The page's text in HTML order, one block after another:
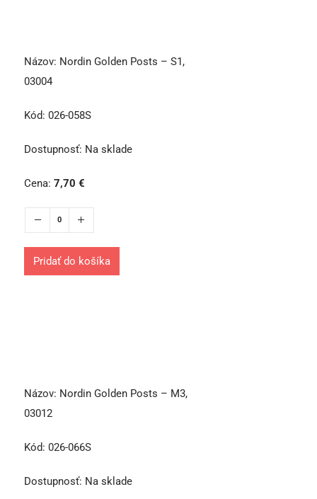
Názov: Nordin Golden Posts – S1,
03004
Kód: 026-058S
Dostupnosť: Na sklade
Cena: 7,70 €
Pridať do košíka
Názov: Nordin Golden Posts – M3,
03012
Kód: 026-066S
Dostupnosť: Na sklade